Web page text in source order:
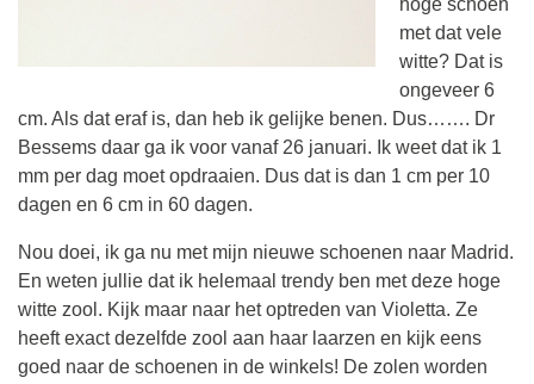
hoge schoen
met dat vele
witte? Dat is
ongeveer 6
cm. Als dat eraf is, dan heb ik gelijke benen. Dus……. Dr
Bessems daar ga ik voor vanaf 26 januari. Ik weet dat ik 1
mm per dag moet opdraaien. Dus dat is dan 1 cm per 10
dagen en 6 cm in 60 dagen.
Nou doei, ik ga nu met mijn nieuwe schoenen naar Madrid.
En weten jullie dat ik helemaal trendy ben met deze hoge
witte zool. Kijk maar naar het optreden van Violetta. Ze
heeft exact dezelfde zool aan haar laarzen en kijk eens
goed naar de schoenen in de winkels! De zolen worden